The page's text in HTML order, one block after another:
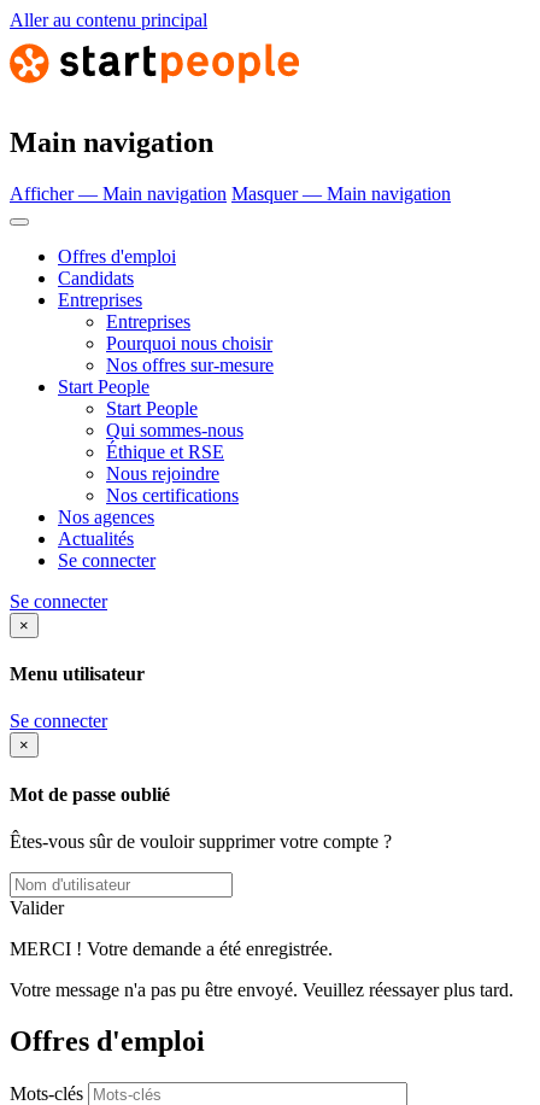
Aller au contenu principal
Main navigation
Afficher — Main navigation Masquer — Main navigation
Offres d'emploi
Candidats
Entreprises
Entreprises
Pourquoi nous choisir
Nos offres sur-mesure
Start People
Start People
Qui sommes-nous
Éthique et RSE
Nous rejoindre
Nos certifications
Nos agences
Actualités
Se connecter
Se connecter
×
Menu utilisateur
Se connecter
×
Mot de passe oublié
Êtes-vous sûr de vouloir supprimer votre compte ?
Valider
MERCI ! Votre demande a été enregistrée.
Votre message n'a pas pu être envoyé. Veuillez réessayer plus tard.
Offres d'emploi
Mots-clés